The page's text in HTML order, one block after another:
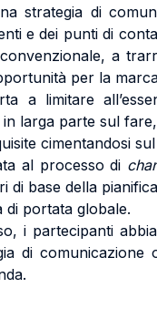
strategia di
e dei punti di
a
per la
a limitare
larga parte sul
cimentandosi
al processo di
di base della
di portata globale.
i partecipanti
di